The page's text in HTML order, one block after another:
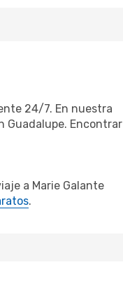
24/7. En nuestra
Guadalupe. Encontrar
a Marie Galante
.